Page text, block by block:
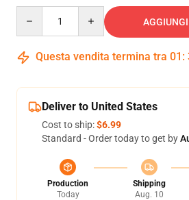
Questa vendita termina tra 01 :
Deliver to United States
Cost to ship:$6.99
Standard - Order today to get by
Production
Today
Shipping
Aug. 10